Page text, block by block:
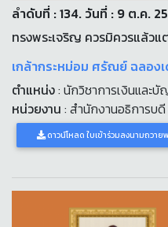
ลำดับที่ : 134. วันที่ : 9 ต.ค.
ทรงพระเจริญ ควรมิควรแล้วแ
เกล้ากระหม่อม ศรัณย์ ฉลอง
ตำแหน่ง: นักวิชาการเงินและ
หน่วยงาน : สำนักงานอธิการบดี
ดาวน์โหลด ใบเข้าร่วมลงนามถวายพ